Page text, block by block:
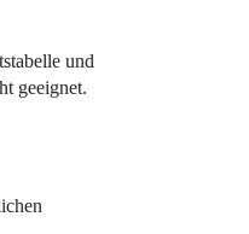
und
geeignet.